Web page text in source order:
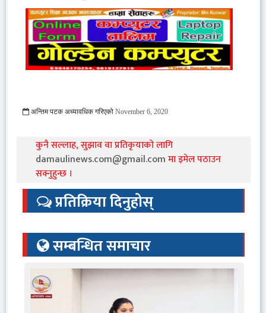
अन्तिम पटक अध्यावधिक गरिएको November 6, 2020
कुनै सल्लाह, सुझाव वा प्रतिकृयाको लागि
damaulinews.com@gmail.comमा इमेल पठाउन
सक्नुहुन्छ ।
प्रतिक्रिया दिनुहोस्
सम्बन्धित समाचार